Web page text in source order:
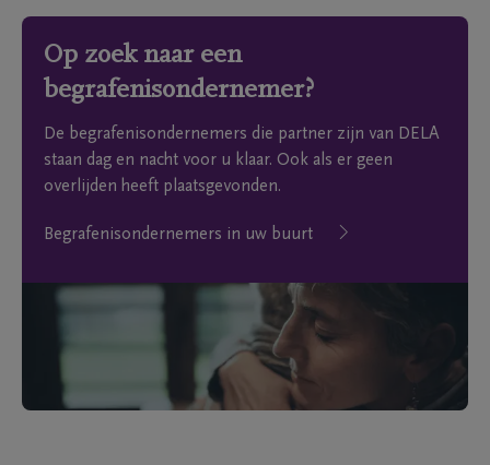
Op zoek naar een
begrafenisondernemer?
De begrafenisondernemers die partner zijn van DELA
staan dag en nacht voor u klaar. Ook als er geen
overlijden heeft plaatsgevonden.
Begrafenisondernemers in uw buurt